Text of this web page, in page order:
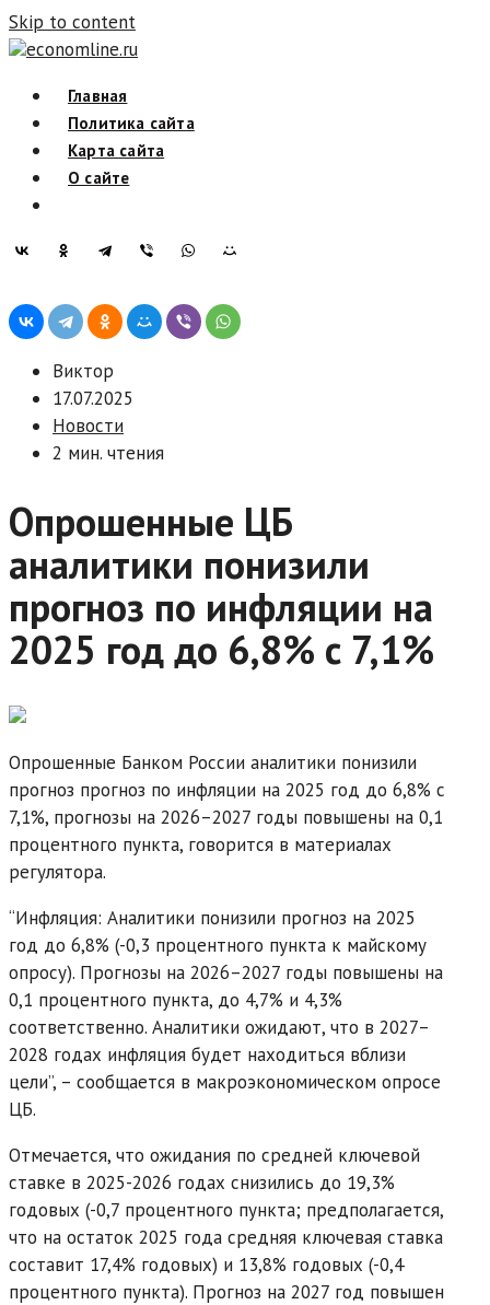
Skip to content
economline.ru
Главная
Политика сайта
Карта сайта
О сайте
Виктор
17.07.2025
Новости
2 мин. чтения
Опрошенные ЦБ
аналитики понизили
прогноз по инфляции на
2025 год до 6,8% с 7,1%
Опрошенные Банком России аналитики понизили
прогноз прогноз по инфляции на 2025 год до 6,8% с
7,1%, прогнозы на 2026–2027 годы повышены на 0,1
процентного пункта, говорится в материалах
регулятора.
“Инфляция: Аналитики понизили прогноз на 2025
год до 6,8% (-0,3 процентного пункта к майскому
опросу). Прогнозы на 2026–2027 годы повышены на
0,1 процентного пункта, до 4,7% и 4,3%
соответственно. Аналитики ожидают, что в 2027–
2028 годах инфляция будет находиться вблизи
цели”, – сообщается в макроэкономическом опросе
ЦБ.
Отмечается, что ожидания по средней ключевой
ставке в 2025-2026 годах снизились до 19,3%
годовых (-0,7 процентного пункта; предполагается,
что на остаток 2025 года средняя ключевая ставка
составит 17,4% годовых) и 13,8% годовых (-0,4
процентного пункта). Прогноз на 2027 год повышен